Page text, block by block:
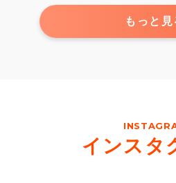
もっと見
インスタ